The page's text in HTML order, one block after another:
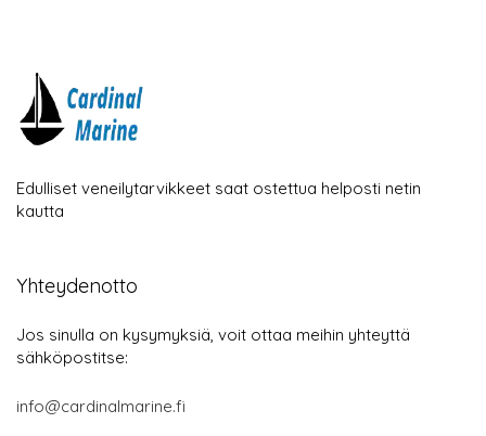
Edulliset veneilytarvikkeet saat ostettua helposti netin
kautta
Yhteydenotto
Jos sinulla on kysymyksiä, voit ottaa meihin yhteyttä
sähköpostitse:
info@cardinalmarine.fi